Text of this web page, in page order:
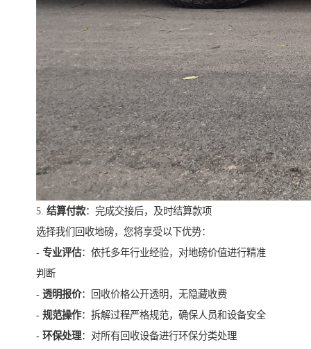
5. 结算付款：完成交接后，及时结算款项
选择我们回收地磅，您将享受以下优势：
- 专业评估：依托多年行业经验，对地磅价值进行精准
判断
- 透明报价：回收价格公开透明，无隐藏收费
- 规范操作：拆解过程严格规范，确保人员和设备安全
- 环保处理：对所有回收设备进行环保分类处理